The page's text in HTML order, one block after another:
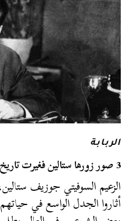
الربابة
3 صور زورها ستالين فغيرت تاريخ الاتحاد السوفيتي
الزعيم السوفيتي جوزيف
أثاروا الجدل الواسع في